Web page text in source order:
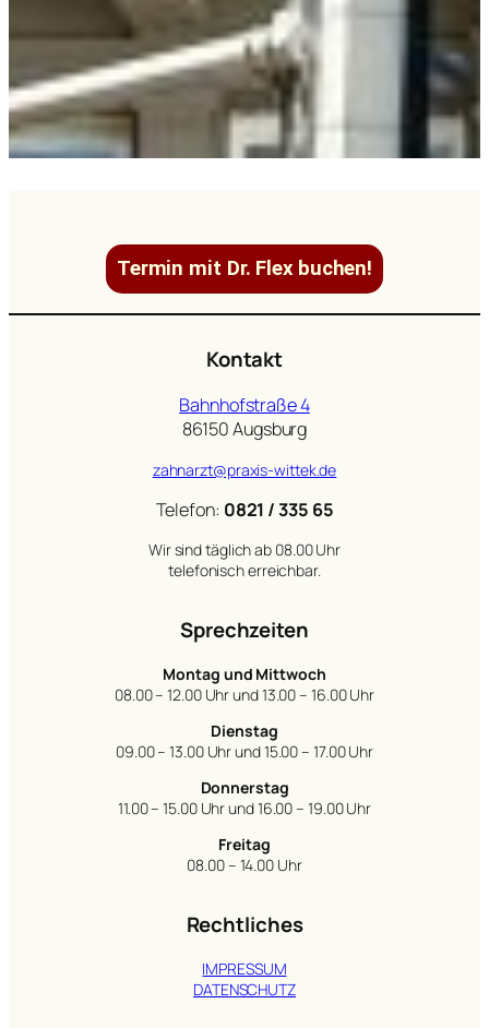
Termin mit Dr. Flex buchen!
Kontakt
Bahnhofstraße 4
86150 Augsburg
zahnarzt@praxis-wittek.de
Telefon: 0821 / 335 65
Wir sind täglich ab 08.00 Uhr
telefonisch erreichbar.
Sprechzeiten
Montag und Mittwoch
08.00 – 12.00 Uhr und 13.00 – 16.00 Uhr
Dienstag
09.00 – 13.00 Uhr und 15.00 – 17.00 Uhr
Donnerstag
11.00 – 15.00 Uhr und 16.00 – 19.00 Uhr
Freitag
08.00 – 14.00 Uhr
Rechtliches
IMPRESSUM
DATENSCHUTZ